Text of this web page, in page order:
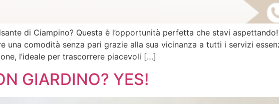
di Ciampino? Questa è l’opportunità perfetta che stavi
una comodità senza pari grazie alla sua vicinanza a tutti i servizi
l’ideale per trascorrere piacevoli […]
GIARDINO? YES!